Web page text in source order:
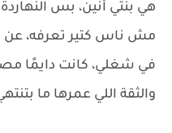
هي بنتي أنين، بس
مش ناس كتير تعرفه، عن
في شغلي، كانت دايمًا
والثقة اللي عمرها ما